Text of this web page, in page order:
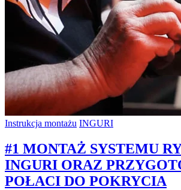
Instrukcja montażu INGURI
#1 MONTAŻ SYSTEMU
INGURI ORAZ
POŁACI DO POKRYCIA